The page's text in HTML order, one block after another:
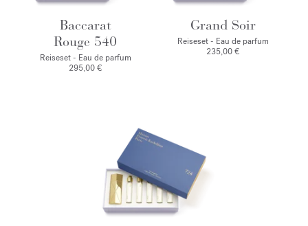
Baccarat
Rouge 540
Reiseset - Eau de parfum
295,00 €
Grand Soir
Reiseset - Eau de parfum
235,00 €